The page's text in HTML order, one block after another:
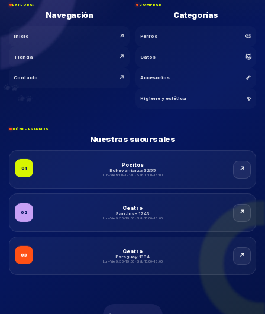
🐾
🐾
EXPLORAR
Navegación
Inicio ↗
Tienda ↗
Contacto ↗
COMPRAR
Categorías
Perros 🐶
Gatos 🐱
Accesorios 🦴
Higiene y estética ✨
DÓNDE ESTAMOS
Nuestras sucursales
01
Pocitos
Echevarriarza 3255
Lun–Vie 9:00–19:30 · Sáb 10:00–16:00
↗
02
Centro
San José 1243
Lun–Vie 9:30–19:00 · Sáb 10:00–16:00
↗
03
Centro
Paraguay 1334
Lun–Vie 9:30–19:00 · Sáb 10:00–16:00
↗